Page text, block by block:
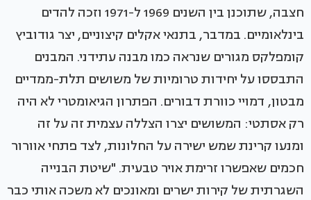
חצבה, שתוכנן בין השנים 1969 ל-1971 וזכה להדים
בינלאומיים. במדבר, בתנאי אקלים קיצוניים, יצר גודוביץ
קומפלקס מגורים שנראה כמו מבנה עתידני. המבנים
התבססו על יחידות טרומיות של משושים תלת-ממדיים
מבטון, דמויי כוורת דבורים. הפתרון הגיאומטרי לא היה
רק אסתטי: המשושים יצרו הצללה עצמית זה על זה
ומנעו קרינת שמש ישירה על החלונות, לצד פתחי אוורור
חכמים שאפשרו זרימת אויר טבעית. "שיטת הבנייה
השגרתית של קירות ישרים ומאונכים לא משכה אותי כבר